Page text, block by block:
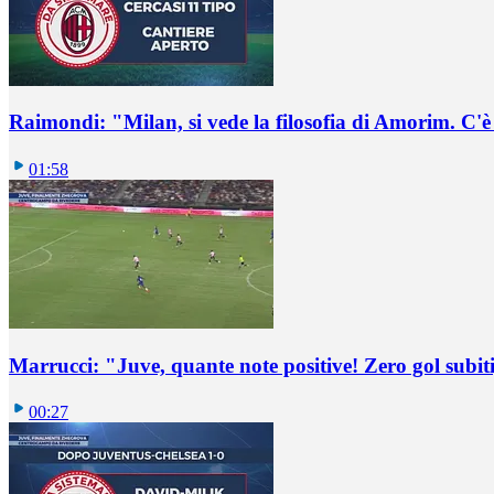
Raimondi: "Milan, si vede la filosofia di Amorim.
01:58
Marrucci: "Juve, quante note positive! Zero gol
00:27